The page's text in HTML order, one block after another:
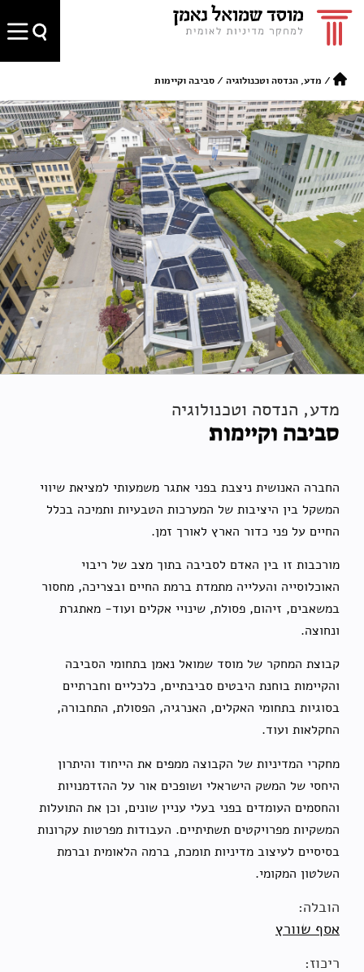
/ מדע, הנדסה וטכנולוגיה /סביבה וקיימות
מדע, הנדסה וטכנולוגיה
סביבה וקיימות
החברה האנושית ניצבת בפני אתגר משמעותי למציאת שיווי
המשקל בין היציבות של המערכות הטבעיות ותמיכה בכלל
החיים על פני כדור הארץ לאורך זמן.
מורכבות זו בין האדם לסביבה בתוך מצב של ריבוי
האוכלוסייה והעלייה מתמדת ברמת החיים ובצריכה, מחסור
במשאבים, זיהום, פסולת, שינויי אקלים ועוד- מאתגרת
ונחוצה.
קבוצת המחקר של מוסד שמואל נאמן בתחומי הסביבה
והקיימות בוחנת היבטים סביבתיים, כלכליים וחברתיים
בסוגיות בתחומי האקלים, האנרגיה, הפסולת, התחבורה,
החקלאות ועוד.
מחקרי המדיניות של הקבוצה ממפים את הייחוד והיתרון
היחסי של המשק הישראלי ושופכים אור על ההזדמנויות
והחסמים העומדים בפני בעלי עניין שונים, וכן את התועלות
המשקיות מפרויקטים תשתיתיים. העבודות מפרטות עקרונות
בסיסיים לעיצוב מדיניות תומכת, ברמה הלאומית וברמת
השלטון המקומי.
הובלה:
אסף שוורץ
ריכוז: